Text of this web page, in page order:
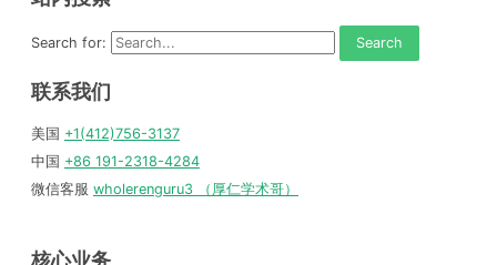
Search for:
联系我们
美国 +1(412)756-3137
中国 +86 191-2318-4284
微信客服 wholerenguru3 （厚仁学术哥）
核心业务